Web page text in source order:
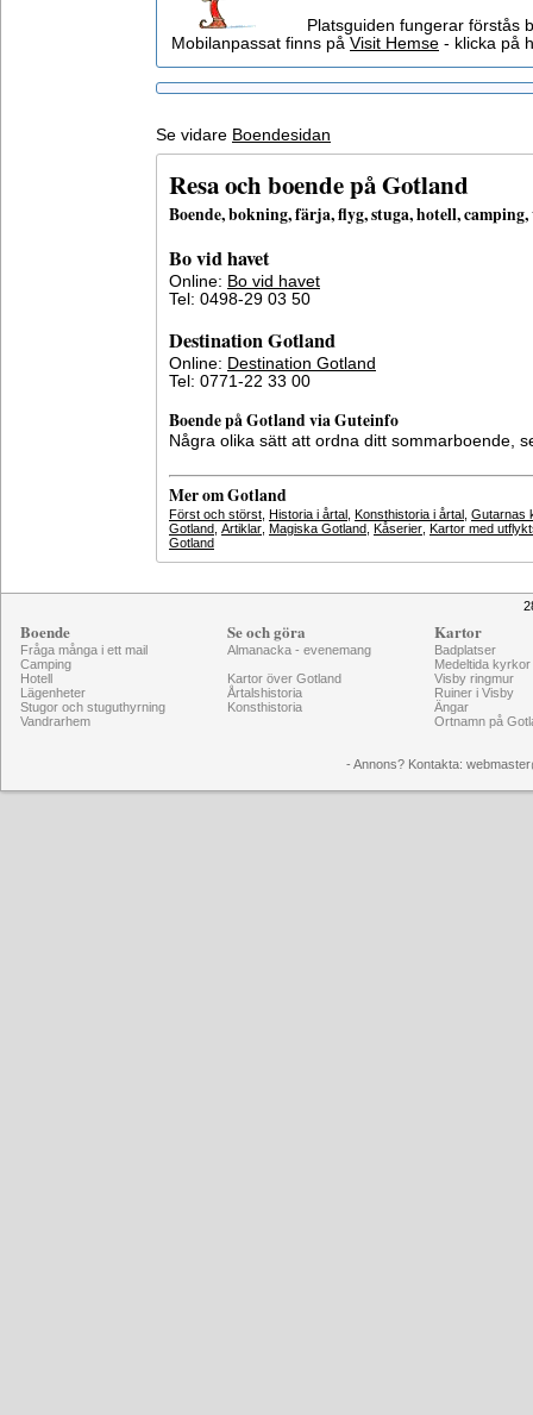
Platsguiden fungerar förstås
Mobilanpassat finns på Visit Hemse - klicka på
Se vidare Boendesidan
Resa och boende på Gotland
Boende, bokning, färja, flyg, stuga, hotell,
Bo vid havet
Online: Bo vid havet
Tel: 0498-29 03 50
Destination Gotland
Online: Destination Gotland
Tel: 0771-22 33 00
Boende på Gotland via Guteinfo
Några olika sätt att ordna ditt sommarboende,
Mer om Gotland
Först och störst Historia i årtal Konsthistoria i årtal Gutarnas
Gotland Artiklar Magiska Gotland Kåserier Kartor med
Gotland
Boende
Fråga många i ett mail
Camping
Hotell
Lägenheter
Stugor och stuguthyrning
Vandrarhem
Se och göra
Almanacka - evenemang
Kartor över Gotland
Årtalshistoria
Konsthistoria
Kartor
Badplatser
Medeltida kyrkor
Visby ringmur
Ruiner i Visby
Ängar
Ortnamn på
- Annons? Kontakta: